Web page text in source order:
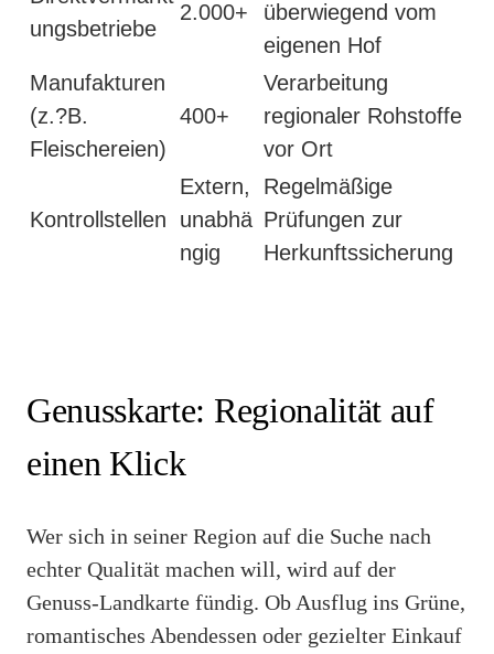
ungsbetriebe
2.000+
überwiegend vom
eigenen Hof
Manufakturen
(z.?B.
Fleischereien)
400+
Verarbeitung
regionaler Rohstoffe
vor Ort
Kontrollstellen
Extern,
unabhä
ngig
Regelmäßige
Prüfungen zur
Herkunftssicherung
Genusskarte: Regionalität auf
einen Klick
Wer sich in seiner Region auf die Suche nach
echter Qualität machen will, wird auf der
Genuss-Landkarte fündig. Ob Ausflug ins Grüne,
romantisches Abendessen oder gezielter Einkauf